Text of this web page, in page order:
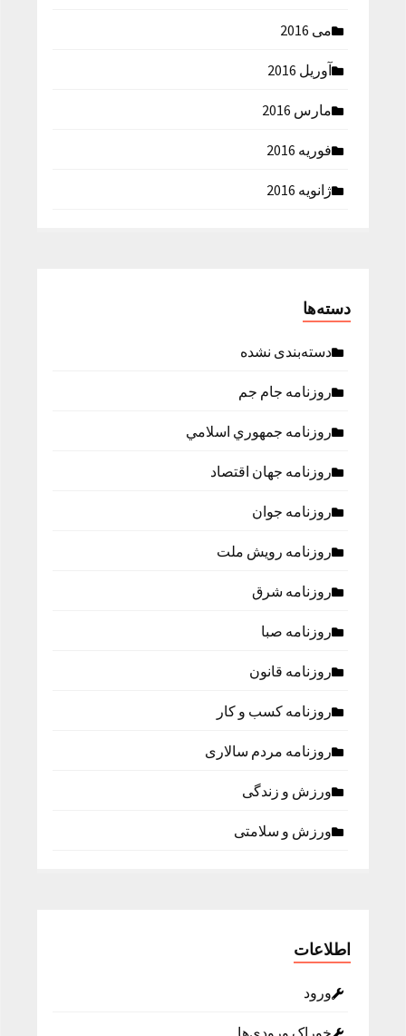
می 2016
آوریل 2016
مارس 2016
فوریه 2016
ژانویه 2016
دسته‌ها
دسته‌بندی نشده
روزنامه جام جم
روزنامه جمهوري اسلامي
روزنامه جهان اقتصاد
روزنامه جوان
روزنامه رویش ملت
روزنامه شرق
روزنامه صبا
روزنامه قانون
روزنامه كسب و كار
روزنامه مردم سالاری
ورزش و زندگی
ورزش و سلامتی
اطلاعات
ورود
خوراک ورودی‌ها